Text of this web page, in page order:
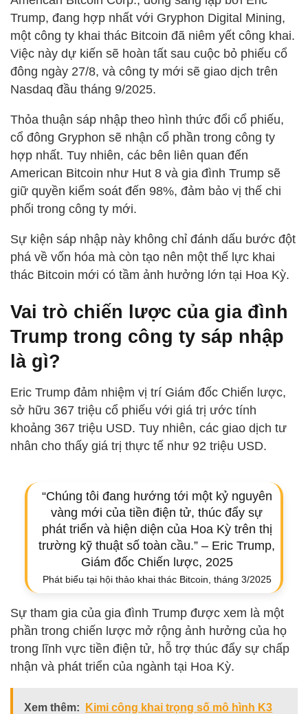
Trump, đang hợp nhất với Gryphon Digital Mining,
một công ty khai thác Bitcoin đã niêm yết công khai.
Việc này dự kiến sẽ hoàn tất sau cuộc bỏ phiếu cổ
đông ngày 27/8, và công ty mới sẽ giao dịch trên
Nasdaq đầu tháng 9/2025.
Thỏa thuận sáp nhập theo hình thức đổi cổ phiếu,
cổ đông Gryphon sẽ nhận cổ phần trong công ty
hợp nhất. Tuy nhiên, các bên liên quan đến
American Bitcoin như Hut 8 và gia đình Trump sẽ
giữ quyền kiểm soát đến 98%, đảm bảo vị thế chi
phối trong công ty mới.
Sự kiện sáp nhập này không chỉ đánh dấu bước đột
phá về vốn hóa mà còn tạo nên một thế lực khai
thác Bitcoin mới có tầm ảnh hưởng lớn tại Hoa Kỳ.
Vai trò chiến lược của gia đình
Trump trong công ty sáp nhập
là gì?
Eric Trump đảm nhiệm vị trí Giám đốc Chiến lược,
sở hữu 367 triệu cổ phiếu với giá trị ước tính
khoảng 367 triệu USD. Tuy nhiên, các giao dịch tư
nhân cho thấy giá trị thực tế như 92 triệu USD.
“Chúng tôi đang hướng tới một kỷ nguyên
vàng mới của tiền điện tử, thúc đẩy sự
phát triển và hiện diện của Hoa Kỳ trên thị
trường kỹ thuật số toàn cầu.” – Eric Trump,
Giám đốc Chiến lược, 2025
Phát biểu tại hội thảo khai thác Bitcoin, tháng 3/2025
Sự tham gia của gia đình Trump được xem là một
phần trong chiến lược mở rộng ảnh hưởng của họ
trong lĩnh vực tiền điện tử, hỗ trợ thúc đẩy sự chấp
nhận và phát triển của ngành tại Hoa Kỳ.
Xem thêm:
Kimi công khai trọng số mô hình K3